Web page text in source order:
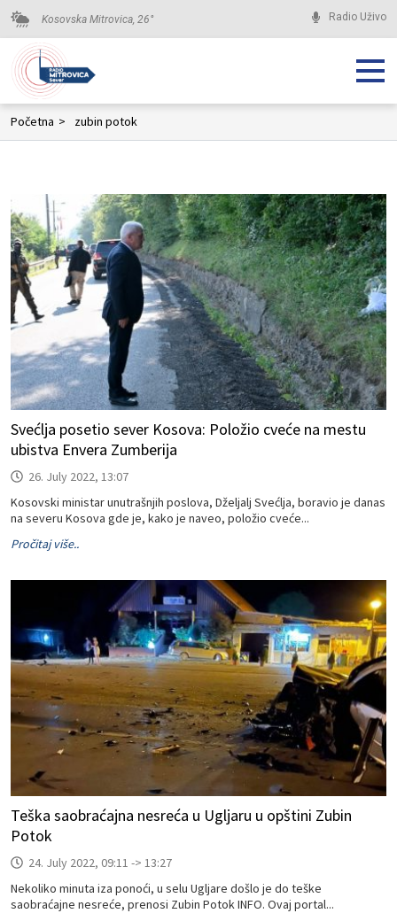
Kosovska Mitrovica, 26° Radio Uživo
Početna > zubin potok
Svećlja posetio sever Kosova: Položio cveće na mestu
ubistva Envera Zumberija
26. July 2022, 13:07
Kosovski ministar unutrašnjih poslova, Dželjalj Svećlja, boravio je danas
na severu Kosova gde je, kako je naveo, položio cveće...
Pročitaj više..
Teška saobraćajna nesreća u Ugljaru u opštini Zubin
Potok
24. July 2022, 09:11 -> 13:27
Nekoliko minuta iza ponoći, u selu Ugljare došlo je do teške
saobraćajne nesreće, prenosi Zubin Potok INFO. Ovaj portal...